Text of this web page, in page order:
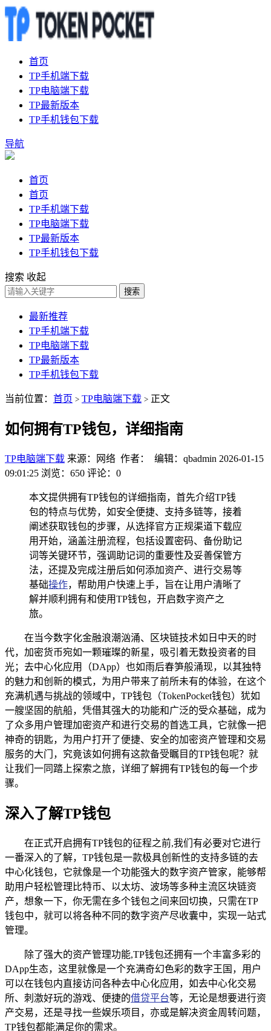
首页
TP手机端下载
TP电脑端下载
TP最新版本
TP手机钱包下载
导航
首页
首页
TP手机端下载
TP电脑端下载
TP最新版本
TP手机钱包下载
搜索 收起
搜索
最新推荐
TP手机端下载
TP电脑端下载
TP最新版本
TP手机钱包下载
当前位置： 首页 > TP电脑端下载 > 正文
如何拥有TP钱包，详细指南
TP电脑端下载 来源：网络 作者： 编辑：qbadmin 2026-01-15
09:01:25 浏览：650 评论：0
本文提供拥有TP钱包的详细指南，首先介绍TP钱
包的特点与优势，如安全便捷、支持多链等，接着
阐述获取钱包的步骤，从选择官方正规渠道下载应
用开始，涵盖注册流程，包括设置密码、备份助记
词等关键环节，强调助记词的重要性及妥善保管方
法，还提及完成注册后如何添加资产、进行交易等
基础操作，帮助用户快速上手，旨在让用户清晰了
解并顺利拥有和使用TP钱包，开启数字资产之
旅。
在当今数字化金融浪潮汹涌、区块链技术如日中天的时
代，加密货币宛如一颗璀璨的新星，吸引着无数投资者的目
光；去中心化应用（DApp）也如雨后春笋般涌现，以其独特
的魅力和创新的模式，为用户带来了前所未有的体验，在这个
充满机遇与挑战的领域中，TP钱包（TokenPocket钱包）犹如
一艘坚固的航船，凭借其强大的功能和广泛的受众基础，成为
了众多用户管理加密资产和进行交易的首选工具，它就像一把
神奇的钥匙，为用户打开了便捷、安全的加密资产管理和交易
服务的大门，究竟该如何拥有这款备受瞩目的TP钱包呢？就
让我们一同踏上探索之旅，详细了解拥有TP钱包的每一个步
骤。
深入了解TP钱包
在正式开启拥有TP钱包的征程之前,我们有必要对它进行
一番深入的了解，TP钱包是一款极具创新性的支持多链的去
中心化钱包，它就像是一个功能强大的数字资产管家，能够帮
助用户轻松管理比特币、以太坊、波场等多种主流区块链资
产，想象一下，你无需在多个钱包之间来回切换，只需在TP
钱包中，就可以将各种不同的数字资产尽收囊中，实现一站式
管理。
除了强大的资产管理功能,TP钱包还拥有一个丰富多彩的
DApp生态，这里就像是一个充满奇幻色彩的数字王国，用户
可以在钱包内直接访问各种去中心化应用，如去中心化交易
所、刺激好玩的游戏、便捷的借贷平台等，无论是想要进行资
产交易，还是寻找一些娱乐项目，亦或是解决资金周转问题，
TP钱包都能满足你的需求。